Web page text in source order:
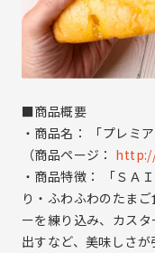
事業等のリスク
ディスクロージャー
業績・財務情報
業績ハイライト
主な経営指標
セグメント別情報
貸借対照表
損益計算書
キャッシュ・フロー
採用ニュース
個人情報保護方針
サイトマップ
お問い合わせ
商品・原産地情報
■商品概要
・商品名： 「プレミ
（商品ページ：
・商品特徴： 「ＳＡ
り・ふわふわのたま
ーを練り込み、カス
出すなど、美味しさ